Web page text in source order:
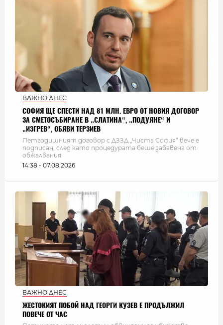
ВАЖНО ДНЕС
СОФИЯ ЩЕ СПЕСТИ НАД 81 МЛН. ЕВРО ОТ НОВИЯ ДОГОВОР
ЗА СМЕТОСЪБИРАНЕ В „СЛАТИНА“, „ПОДУЯНЕ“ И
„ИЗГРЕВ“, ОБЯВИ ТЕРЗИЕВ
Петгодишният договор с ДЗЗД „Чиста София“ вече е
подписан, след като процедурата беше забавена от
обжалвания
14:38 - 07.08.2026
ВАЖНО ДНЕС
ЖЕСТОКИЯТ ПОБОЙ НАД ГЕОРГИ КУЗЕВ Е ПРОДЪЛЖИЛ
ПОВЕЧЕ ОТ ЧАС